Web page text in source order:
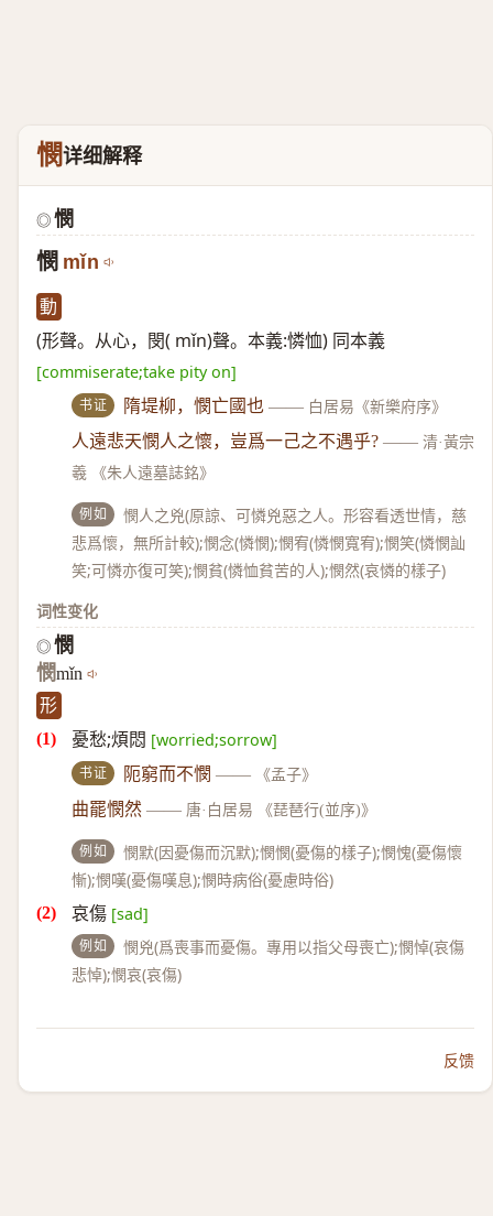
憫详细解释
◎ 憫
憫 mǐn
動
(形聲。从心，閔( mǐn)聲。本義:憐恤) 同本義
[commiserate;take pity on]
书证 隋堤柳，憫亡國也 —— 白居易《新樂府序》
人遠悲天憫人之懷，豈爲一己之不遇乎? —— 清·黃宗
羲 《朱人遠墓誌銘》
例如
憫人之兇(原諒、可憐兇惡之人。形容看透世情，慈
悲爲懷，無所計較);憫念(憐憫);憫宥(憐憫寬宥);憫笑(憐憫訕
笑;可憐亦復可笑);憫貧(憐恤貧苦的人);憫然(哀憐的樣子)
词性变化
◎ 憫
憫mǐn
形
憂愁;煩悶 [worried;sorrow]
书证 阨窮而不憫 —— 《孟子》
曲罷憫然 —— 唐·白居易 《琵琶行(並序)》
例如
憫默(因憂傷而沉默);憫憫(憂傷的樣子);憫愧(憂傷懷
慚);憫嘆(憂傷嘆息);憫時病俗(憂慮時俗)
哀傷 [sad]
例如
憫兇(爲喪事而憂傷。專用以指父母喪亡);憫悼(哀傷
悲悼);憫哀(哀傷)
反馈